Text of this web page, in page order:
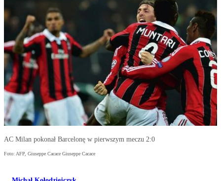
AC Milan pokonał Barcelonę w pierwszym meczu 2:0
Foto: AFP, Giuseppe Cacace Giuseppe Cacace